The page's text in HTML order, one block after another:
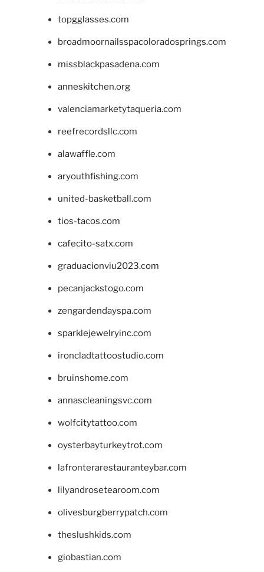
topgglasses.com
broadmoornailsspacoloradosprings.com
missblackpasadena.com
anneskitchen.org
valenciamarketytaqueria.com
reefrecordsllc.com
alawaffle.com
aryouthfishing.com
united-basketball.com
tios-tacos.com
cafecito-satx.com
graduacionviu2023.com
pecanjackstogo.com
zengardendayspa.com
sparklejewelryinc.com
ironcladtattoostudio.com
bruinshome.com
annascleaningsvc.com
wolfcitytattoo.com
oysterbayturkeytrot.com
lafronterarestauranteybar.com
lilyandrosetearoom.com
olivesburgberrypatch.com
theslushkids.com
giobastian.com